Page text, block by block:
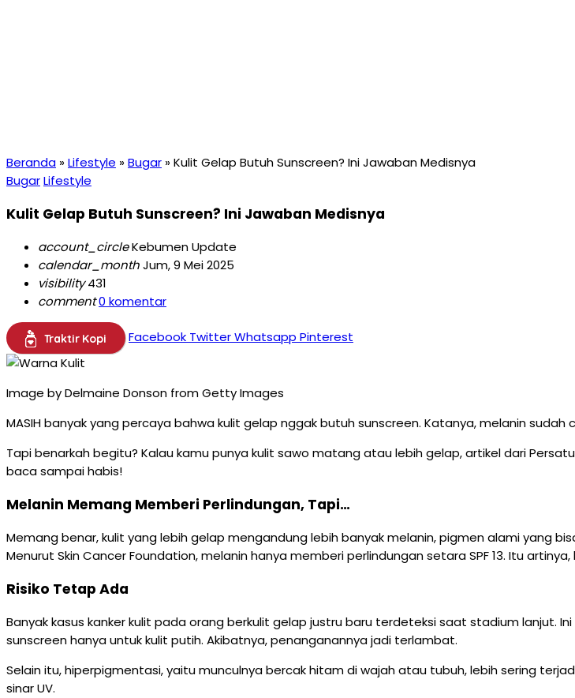
Beranda »Lifestyle »Bugar »Kulit Gelap Butuh Sunscreen? Ini Jawaban Medisnya
BugarLifestyle
Kulit Gelap Butuh Sunscreen? Ini Jawaban Medisnya
account_circleKebumen Update
calendar_monthJum, 9 Mei 2025
visibility431
comment0 komentar
Traktir Kopi Facebook TwitterWhatsapp Pinterest
Image by Delmaine Donson from Getty Images
MASIH banyak yang percaya bahwa kulit gelap nggak butuh sunscreen. Katanya, melanin
Tapi benarkah begitu? Kalau kamu punya kulit sawo matang atau lebih gelap, artikel dari
baca sampai habis!
Melanin Memang Memberi Perlindungan, Tapi…
Memang benar, kulit yang lebih gelap mengandung lebih banyak melanin, pigmen alami yang
Menurut Skin Cancer Foundation, melanin hanya memberi perlindungan setara SPF 13. Itu
Risiko Tetap Ada
Banyak kasus kanker kulit pada orang berkulit gelap justru baru terdeteksi saat stadium lanjut.
sunscreen hanya untuk kulit putih. Akibatnya, penanganannya jadi terlambat.
Selain itu, hiperpigmentasi, yaitu munculnya bercak hitam di wajah atau tubuh, lebih sering
sinar UV.